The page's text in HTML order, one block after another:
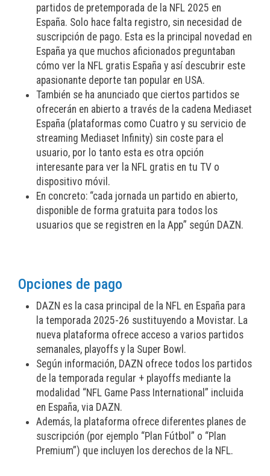
partidos de pretemporada de la NFL 2025 en
España. Solo hace falta registro, sin necesidad de
suscripción de pago. Esta es la principal novedad en
España ya que muchos aficionados preguntaban
cómo ver la NFL gratis España y así descubrir este
apasionante deporte tan popular en USA.
También se ha anunciado que ciertos partidos se
ofrecerán en abierto a través de la cadena Mediaset
España (plataformas como Cuatro y su servicio de
streaming Mediaset Infinity) sin coste para el
usuario, por lo tanto esta es otra opción
interesante para ver la NFL gratis en tu TV o
dispositivo móvil.
En concreto: “cada jornada un partido en abierto,
disponible de forma gratuita para todos los
usuarios que se registren en la App” según DAZN.
Opciones de pago
DAZN es la casa principal de la NFL en España para
la temporada 2025-26 sustituyendo a Movistar. La
nueva plataforma ofrece acceso a varios partidos
semanales, playoffs y la Super Bowl.
Según información, DAZN ofrece todos los partidos
de la temporada regular + playoffs mediante la
modalidad “NFL Game Pass International” incluida
en España, via DAZN.
Además, la plataforma ofrece diferentes planes de
suscripción (por ejemplo “Plan Fútbol” o “Plan
Premium”) que incluyen los derechos de la NFL.